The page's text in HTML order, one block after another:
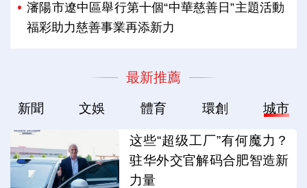
瀋陽市遼中區舉行第十個“中華慈善日”主題活動
福彩助力慈善事業再添新力
最新推薦
新聞 文娛 體育 環創 城市
这些“超级工厂”有何魔力？
驻华外交官解码合肥智造新
力量